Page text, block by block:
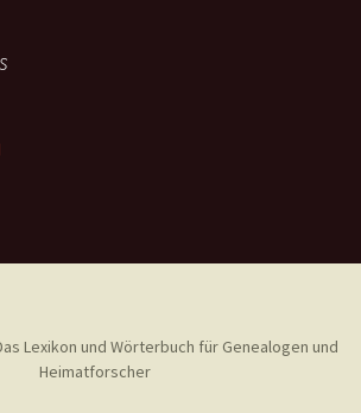
Lexikon und Wörterbuch für Genealogen und
Heimatforscher